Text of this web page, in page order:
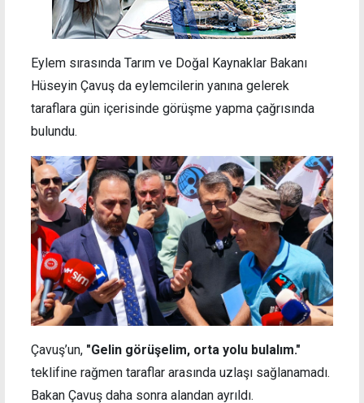
Eylem sırasında Tarım ve Doğal Kaynaklar Bakanı
Hüseyin Çavuş da eylemcilerin yanına gelerek
taraflara gün içerisinde görüşme yapma çağrısında
bulundu.
Çavuş’un, "Gelin görüşelim, orta yolu bulalım."
teklifine rağmen taraflar arasında uzlaşı sağlanamadı.
Bakan Çavuş daha sonra alandan ayrıldı.